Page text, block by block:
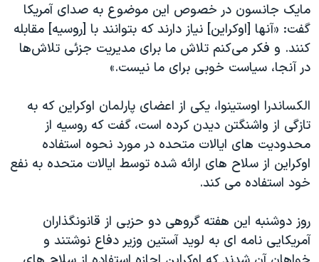
سفر پرزیدنت ترامپ به چین
مایک جانسون در خصوص این موضوع به صدای آمریکا
گفت: «آنها [اوکراین] نیاز دارند که بتوانند با [روسیه] مقابله
کنند. و فکر می‌کنم تلاش ما برای مدیریت جزئی تلاش‌ها
در آنجا، سیاست خوبی برای ما نیست.»
الکساندرا اوستینوا، یکی از اعضای پارلمان اوکراین که به
تازگی از واشنگتن دیدن کرده است، گفت که روسیه از
محدودیت های ایالات متحده در مورد نحوه استفاده
اوکراین از سلاح های ارائه شده توسط ایالات متحده به نفع
خود استفاده می کند.
روز دوشنبه این هفته گروهی دو حزبی از قانونگذاران
آمریکایی نامه ای به لوید آستین وزیر دفاع نوشتند و